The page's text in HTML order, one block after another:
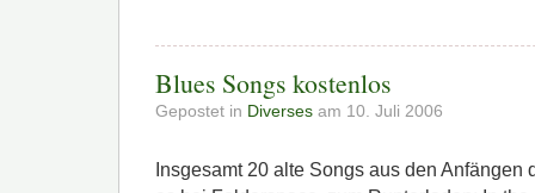
Blues Songs kostenlos
Gepostet in Diverses am 10. Juli 2006
Insgesamt 20 alte Songs aus den Anfängen